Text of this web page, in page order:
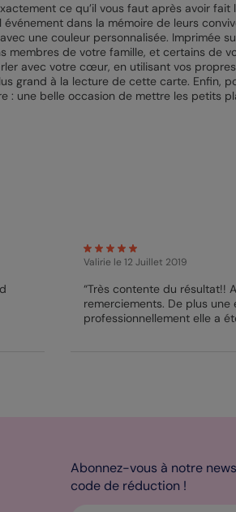
ce qu’il vous faut après avoir
dans la mémoire de leurs
une couleur personnalisée. Imprimée
membres de votre famille, et certains de
avec votre cœur, en utilisant vos
grand à la lecture de cette carte. Enfin,
: une belle occasion de mettre les petits
Valirie le 12 Juillet 2019
“Très contente du résultat!!
remerciements. De plus
professionnellement elle a
Abonnez-vous à notre
code de réduction !